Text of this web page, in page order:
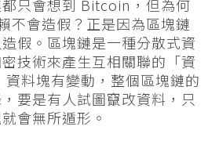
只會想到 Bitcoin，但為何
不會造假？正是因為區塊鏈
假。區塊鏈是一種分散式資
技術來產生互相關聯的「資
料塊有變動，整個區塊鏈的
要是有人試圖竄改資料，只
會無所遁形。